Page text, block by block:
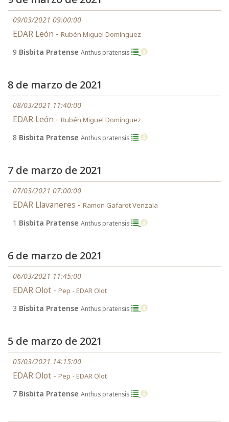
09/03/2021 09:00:00
EDAR León - Rubén Miguel Domínguez
9 Bisbita Pratense Anthus pratensis
8 de marzo de 2021
08/03/2021 11:40:00
EDAR León - Rubén Miguel Domínguez
8 Bisbita Pratense Anthus pratensis
7 de marzo de 2021
07/03/2021 07:00:00
EDAR Llavaneres - Ramon Gafarot Venzala
1 Bisbita Pratense Anthus pratensis
6 de marzo de 2021
06/03/2021 11:45:00
EDAR Olot - Pep - EDAR Olot
3 Bisbita Pratense Anthus pratensis
5 de marzo de 2021
05/03/2021 14:15:00
EDAR Olot - Pep - EDAR Olot
7 Bisbita Pratense Anthus pratensis